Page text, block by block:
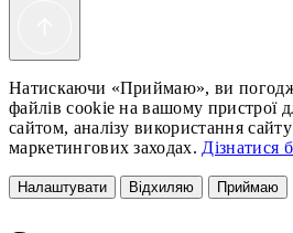
Натискаючи «Приймаю», ви
файлів cookie на вашому пристрої
сайтом, аналізу використання
маркетингових заходах. Дізнатися
Налаштувати Відхиляю Приймаю